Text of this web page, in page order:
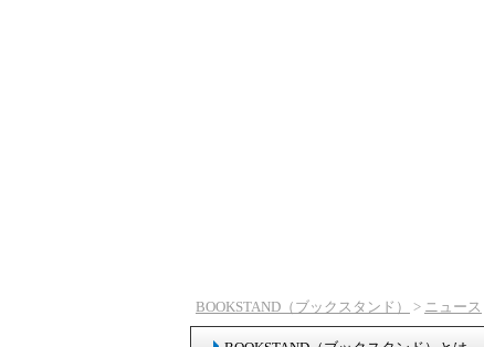
BOOKSTAND（ブックスタンド） > ニュース